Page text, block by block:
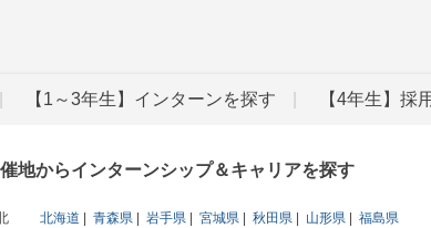
【1～3年生】インターンを探す 【4年生】採
地からインターンシップ＆キャリアを探す
北海道 青森県 岩手県 宮城県 秋田県 山形県
福島県